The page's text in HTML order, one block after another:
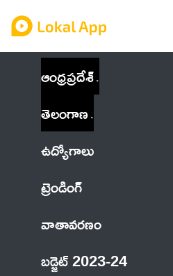
ఆంధ్రప్రదేశ్
తెలంగాణ
ఉద్యోగాలు
ట్రెండింగ్
వాతావరణం
బడ్జెట్ 2023-24